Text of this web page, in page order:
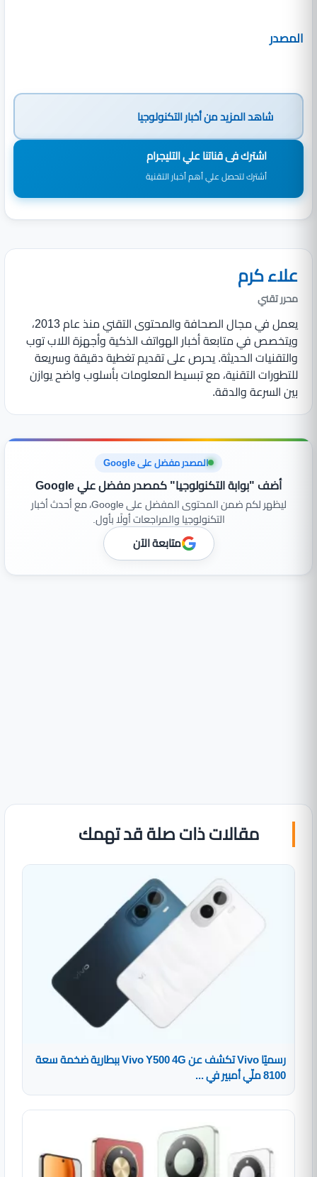
المصدر
شاهد المزيد منأخبار التكنولوجيا
اشترك فى قناتنا علي التليجرام
أشترك لتحصل علي أهم أخبار التقنية
علاء كرم
محرر تقني
يعمل في مجال الصحافة والمحتوى التقني منذ عام 2013،
ويتخصص في متابعة أخبار الهواتف الذكية وأجهزة اللاب توب
والتقنيات الحديثة. يحرص على تقديم تغطية دقيقة وسريعة
للتطورات التقنية، مع تبسيط المعلومات بأسلوب واضح يوازن
بين السرعة والدقة.
المصدر مفضل على Google
أضف "بوابة التكنولوجيا" كمصدر مفضل علي Google
ليظهر لكم ضمن المحتوى المفضل على Google، مع أحدث أخبار
التكنولوجيا والمراجعات أولًا بأول.
متابعة الآن
مقالات ذات صلة قد تهمك
رسميًا Vivo تكشف عن Vivo Y500 4G ببطارية ضخمة سعة
8100 ملّي أمبير في ...